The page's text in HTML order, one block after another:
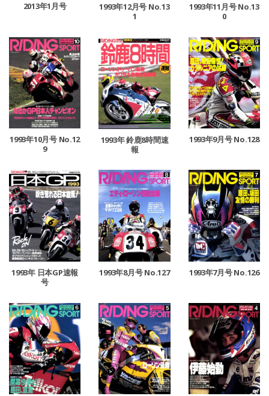
2013年1月号
1993年12月号 No.13
1
1993年11月号 No.13
0
1993年10月号 No.12
9
1993年 鈴鹿8時間速
報
1993年9月号 No.128
1993年 日本GP速報
号
1993年8月号 No.127 1993年7月号 No.126